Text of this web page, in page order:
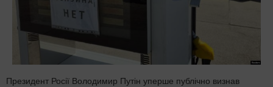
Президент Росії Володимир Путін уперше публічно визнав